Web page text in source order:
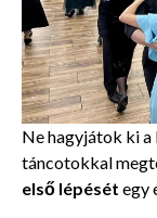
Ne hagyjátok ki a
táncotokkal
első lépését egy